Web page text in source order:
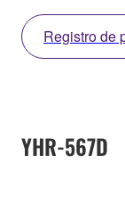
Registro de
YHR-567D